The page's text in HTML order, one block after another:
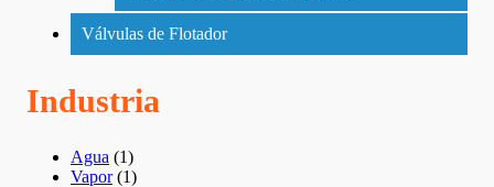
Válvulas de Flotador
Industria
Agua (1)
Vapor (1)